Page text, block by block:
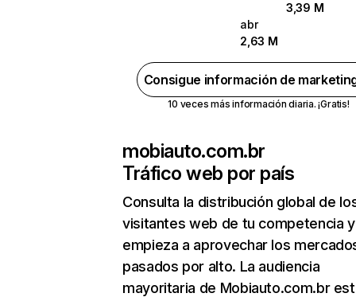
3,39 M
abr
2,63 M
Consigue información de
10 veces más información diaria. ¡Gratis!
mobiauto.com.br
Tráfico web por país
Consulta la distribución global de
visitantes web de tu competencia y
empieza a aprovechar los
pasados por alto. La audiencia
mayoritaria de Mobiauto.com.br